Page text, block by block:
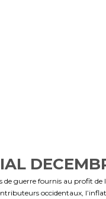
de guerre fournis au profit de
occidentaux,